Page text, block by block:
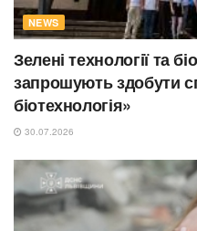
NEWS
Зелені технології та
запрошують здобути
біотехнологія»
30.07.2026